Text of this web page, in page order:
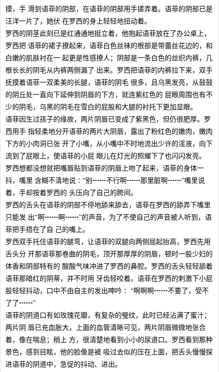
摸，手 滑到语菲的阴部，在语菲的阴部用手搓弄着。语菲的阴部已是
汪洋一片了，她伏 在罗西的身上轻轻地扭动着。
罗西的阴茎此刻已是红通通地挺立着，他抱起语菲放在了办公桌上，
罗西把 语菲的裙子撩起来，语菲白色丝袜的根部是带蕾丝花边的，和
白嫩的肌肤衬在一 起更是性感撩人；阴部是一条白色的丝织内裤，几
根长长的阴毛从内裤两侧漏了 出来。罗西把语菲的内裤拉下来，双手
抚摸着语菲一双柔美的长腿，语菲的阴毛 很多，且乌黑发亮，从鼓鼓
的阴丘处一直向下延伸到阴唇的下方，就连紫红色的 屁眼周围也有不
少的阴毛，乌黑的阴毛在雪白的屁股和大腿的衬托下更加显眼。
语菲因生过孩子的缘故，两片阴唇已变成了紫黑色，但仍很肥厚。罗
西用手 指轻柔地分开语菲的两片大阴唇，露出了粉红色的嫩肉，嫩肉
下方的小肉洞已张 开了小嘴，从小嘴中不时地流出少许的淫液，向下
流到了屁眼上，使语菲的小屁 眼儿在灯光的照耀下了也闪闪发亮。
罗西想都没想就把嘴唇贴到语菲的阴唇上吻了起来，语菲的身体一
抖，嘴里 含糊不清地说∶“别┅┅不行啊┅┅那里脏啊┅┅”嘴里说
着，手却按着罗西的 头压向了自己的胯间。
罗西的舌头在语菲的阴部不停地舔来舔去，语菲在罗西的舔弄下嘴里
只能发 出“啊┅┅啊┅┅”的声音，为了不使自己的声音被人听到，语
菲把手捂在了自 己的嘴上。
罗西双手托住语菲的腿弯，让语菲的双腿向两侧屈起抬高，罗西先用
舌头分 开那语菲那卷曲的阴毛，顶开那厚厚的阴唇，顿时一股少妇的
体香和阴部特有的 酸酸气味冲进了罗西的鼻腔。罗西的舌头轻轻舔着
语菲那暗红的阴蒂，并不时用 牙齿轻咬着。语菲在罗西的刺激下小屁
股轻轻抖动，口中不由自主的发出呻吟∶ “啊啊啊┅┅不要了，受不
了了┅┅”
语菲的阴道口有如玫瑰花瓣，有复杂的璧纹，此时已经沾满了蜜汁；
两片阴 唇已充血胀大，上面的血管清晰可见，两片阴唇微微地张合
着，像在喘息；稍上 方，很清楚地看到小小的尿道口。罗西看到那种
景色，感到目眩，他的脸像是被 吸过去似的压在上面，把舌头慢慢探
进语菲的阴道中，急促的抖动、进出。